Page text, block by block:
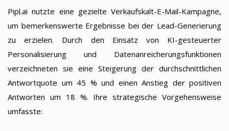
Pipl.ai nutzte eine gezielte Verkaufskalt-E-Mail-Kampagne,
um bemerkenswerte Ergebnisse bei der Lead-Generierung
zu erzielen. Durch den Einsatz von KI-gesteuerter
Personalisierung und Datenanreicherungsfunktionen
verzeichneten sie eine Steigerung der durchschnittlichen
Antwortquote um 45 % und einen Anstieg der positiven
Antworten um 18 %. Ihre strategische Vorgehensweise
umfasste: